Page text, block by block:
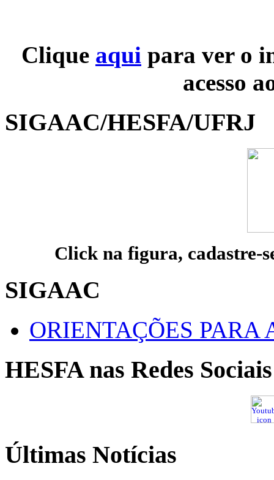
Clique aqui para ver o
acesso
SIGAAC/HESFA/UFRJ
Click na figura, cadastre-
SIGAAC
ORIENTAÇÕES PARA
HESFA nas Redes Sociais
Últimas Notícias